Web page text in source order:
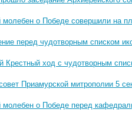
молебен о Победе совершили на
перед чудотворным списком
Крестный ход с чудотворным
Приамурской митрополии 5
молебен о Победе перед